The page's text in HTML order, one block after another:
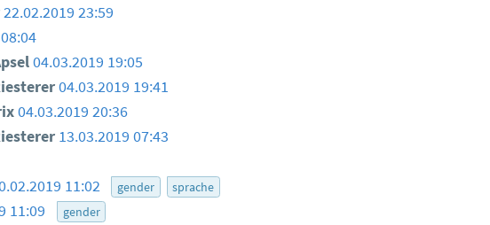
22.02.2019 23:59
04.03.2019 19:05
04.03.2019 19:41
04.03.2019 20:36
13.03.2019 07:43
11:02 gender sprache
11:09 gender